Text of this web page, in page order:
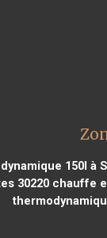
150l à
30220 chauffe